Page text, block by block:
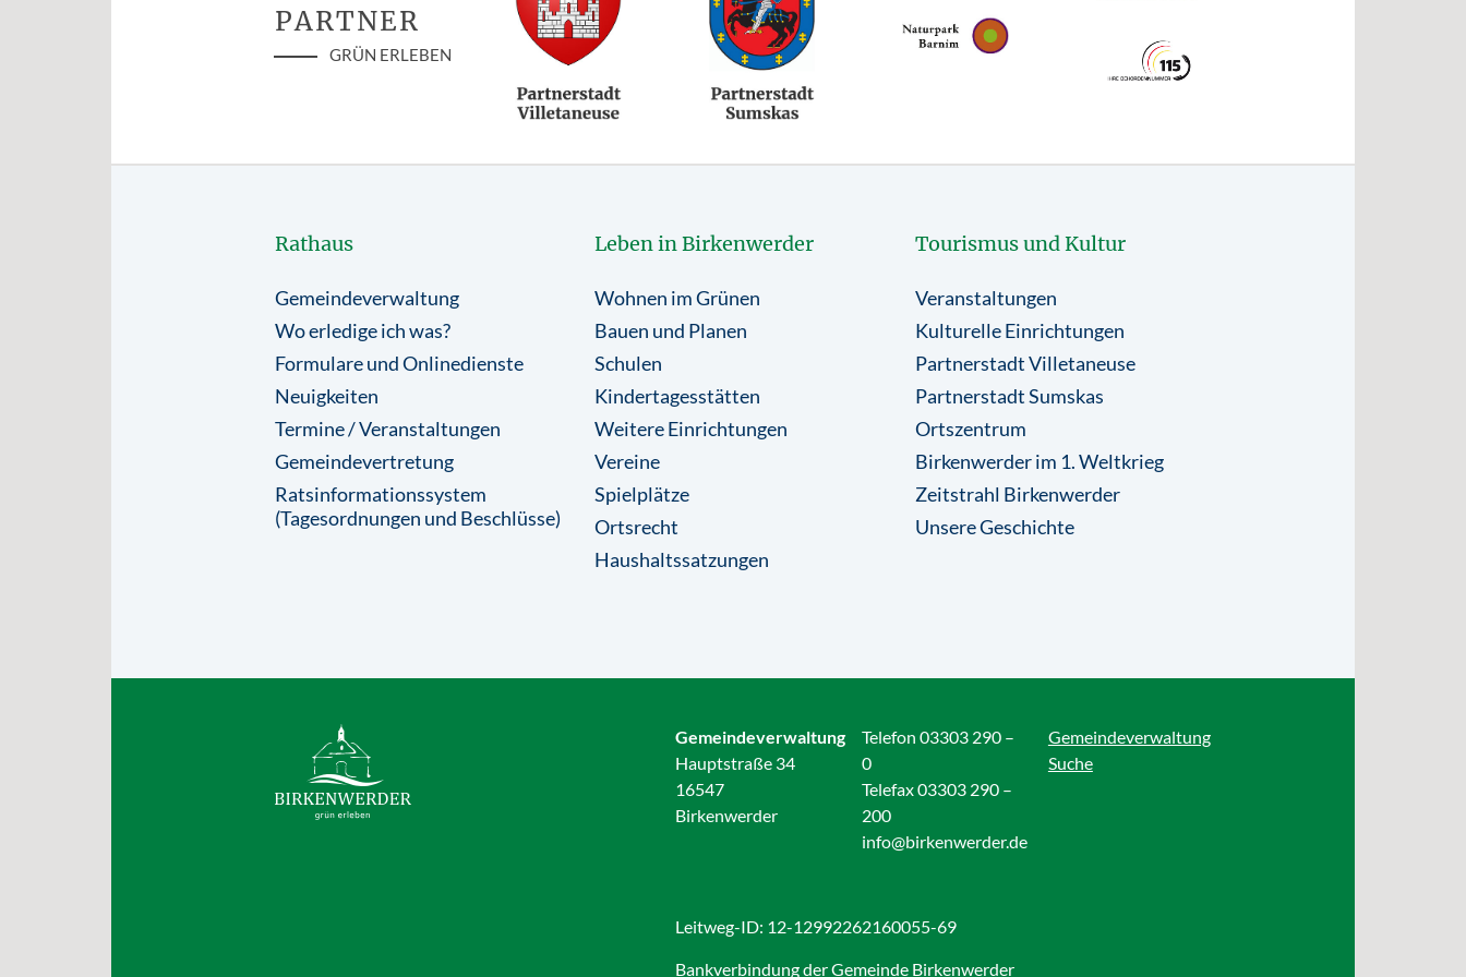
PARTNER
GRÜN ERLEBEN
Rathaus
Gemeindeverwaltung
Wo erledige ich was?
Formulare und Onlinedienste
Neuigkeiten
Termine / Veranstaltungen
Gemeindevertretung
Ratsinformationssystem
(Tagesordnungen und Beschlüsse)
Leben in Birkenwerder
Wohnen im Grünen
Bauen und Planen
Schulen
Kindertagesstätten
Weitere Einrichtungen
Vereine
Spielplätze
Ortsrecht
Haushaltssatzungen
Tourismus und Kultur
Veranstaltungen
Kulturelle Einrichtungen
Partnerstadt Villetaneuse
Partnerstadt Sumskas
Ortszentrum
Birkenwerder im 1. Weltkrieg
Zeitstrahl Birkenwerder
Unsere Geschichte
Gemeindeverwaltung
Hauptstraße 34
16547
Birkenwerder
Telefon 03303 290 –
0
Telefax 03303 290 –
200
info@birkenwerder.de
Gemeindeverwaltung
Suche
Leitweg-ID: 12-12992262160055-69
Bankverbindung der Gemeinde Birkenwerder